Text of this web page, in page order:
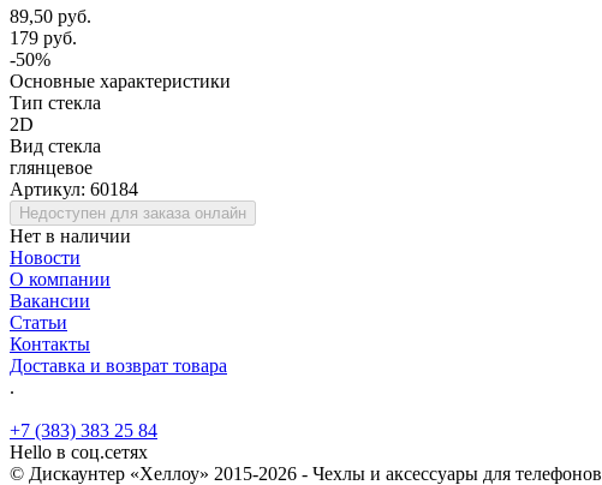
89,50 руб.
179 руб.
-50%
Основные характеристики
Тип стекла
2D
Вид стекла
глянцевое
Артикул: 60184
Недоступен для заказа онлайн
Нет в наличии
Новости
О компании
Вакансии
Статьи
Контакты
Доставка и возврат товара
.
+7 (383) 383 25 84
Hello в соц.сетях
© Дискаунтер «Хеллоу» 2015-2026 - Чехлы и аксессуары для телефонов